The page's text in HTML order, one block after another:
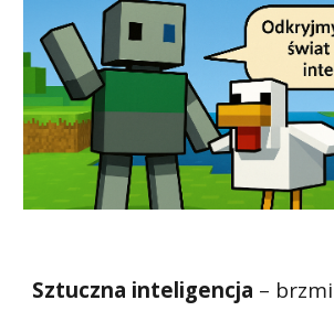
Sztuczna inteligencja –